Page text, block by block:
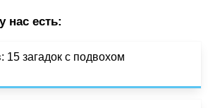
нас есть:
15 загадок с подвохом